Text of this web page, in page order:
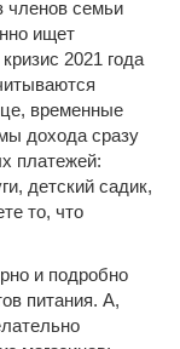
членов семьи
ищет
2021 года
временные
дохода сразу
платежей:
детский садик,
то, что
и подробно
питания. А,